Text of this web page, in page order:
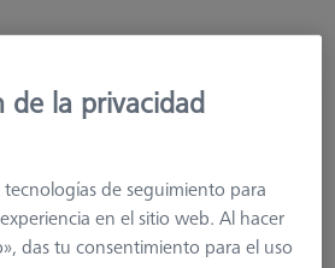
para Centermax
de la privacidad
de seguimiento para
en el sitio web. Al hacer
das tu consentimiento para el uso